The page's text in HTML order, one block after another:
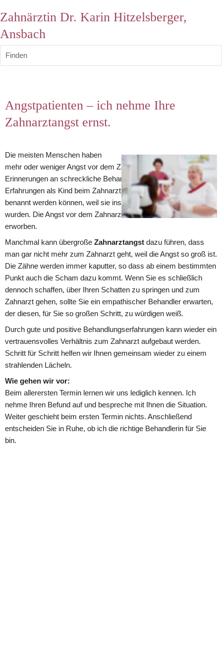
Zahnärztin Dr. Karin Hitzelsberger,
Ansbach
Finden
Angstpatienten – ich nehme Ihre
Zahnarztangst ernst.
Die meisten Menschen haben
mehr oder weniger Angst vor dem Zahnarzt. Oft sind es
Erinnerungen an schreckliche Behandlungserlebnisse oder auch
Erfahrungen als Kind beim Zahnarzt, die gar nicht mehr so richtig
benannt werden können, weil sie ins Unterbewusstsein verdrängt
wurden. Die Angst vor dem Zahnarzt wird also erlernt bzw.
erworben.
Manchmal kann übergroße Zahnarztangst dazu führen, dass
man gar nicht mehr zum Zahnarzt geht, weil die Angst so groß ist.
Die Zähne werden immer kaputter, so dass ab einem bestimmten
Punkt auch die Scham dazu kommt. Wenn Sie es schließlich
dennoch schaffen, über Ihren Schatten zu springen und zum
Zahnarzt gehen, sollte Sie ein empathischer Behandler erwarten,
der diesen, für Sie so großen Schritt, zu würdigen weiß.
Durch gute und positive Behandlungserfahrungen kann wieder ein
vertrauensvolles Verhältnis zum Zahnarzt aufgebaut werden.
Schritt für Schritt helfen wir Ihnen gemeinsam wieder zu einem
strahlenden Lächeln.
Wie gehen wir vor:
Beim allerersten Termin lernen wir uns lediglich kennen. Ich
nehme Ihren Befund auf und bespreche mit Ihnen die Situation.
Weiter geschieht beim ersten Termin nichts. Anschließend
entscheiden Sie in Ruhe, ob ich die richtige Behandlerin für Sie
bin.